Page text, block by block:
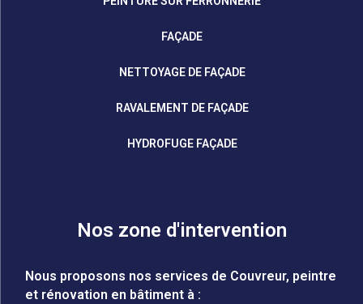
FAÇADE
NETTOYAGE DE FAÇADE
RAVALEMENT DE FAÇADE
HYDROFUGE FAÇADE
Nos zone d'intervention
Nous proposons nos services de Couvreur, peintre
et rénovation en bâtiment à :